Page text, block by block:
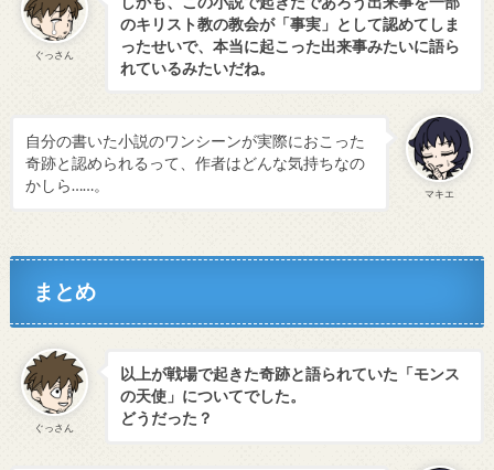
ぐっさん
のキリスト教の教会が「事実」として認めてしま
ったせいで、本当に起こった出来事みたいに語ら
れているみたいだね。
マキエ
自分の書いた小説のワンシーンが実際におこった
奇跡と認められるって、作者はどんな気持ちなの
かしら……。
まとめ
ぐっさん
以上が戦場で起きた奇跡と語られていた「モンス
の天使」についてでした。
どうだった？